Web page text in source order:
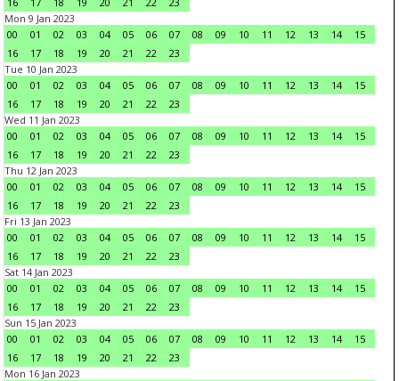
Mon 9 Jan 2023
00
01 02 03 04 05 06 07 08 09 10 11 12 13 14
15
16
17 18 19 20 21 22
23
Tue 10 Jan 2023
00
01 02 03 04 05 06 07 08 09 10 11 12 13 14
15
16
17 18 19 20 21 22
23
Wed 11 Jan 2023
00
01 02 03 04 05 06 07 08 09 10 11 12 13 14
15
16
17 18 19 20 21 22
23
Thu 12 Jan 2023
00
01 02 03 04 05 06 07 08 09 10 11 12 13 14
15
16
17 18 19 20 21 22
23
Fri 13 Jan 2023
00
01 02 03 04 05 06 07 08 09 10 11 12 13 14
15
16
17 18 19 20 21 22
23
Sat 14 Jan 2023
00
01 02 03 04 05 06 07 08 09 10 11 12 13 14
15
16
17 18 19 20 21 22
23
Sun 15 Jan 2023
00
01 02 03 04 05 06 07 08 09 10 11 12 13 14
15
16
17 18 19 20 21 22
23
Mon 16 Jan 2023